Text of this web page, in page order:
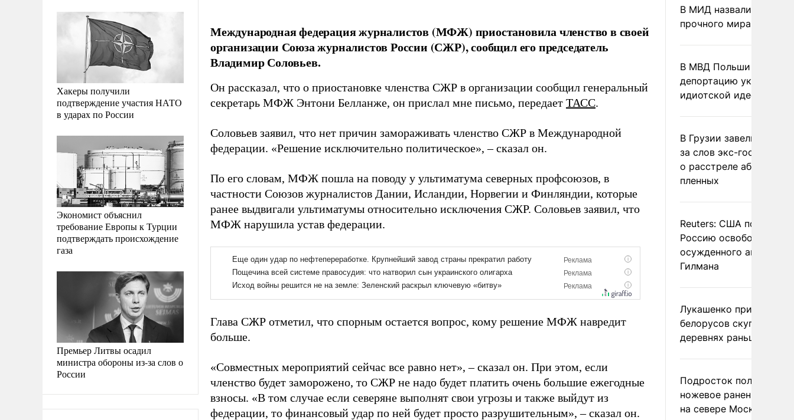
Хакеры получили
подтверждение участия НАТО
в ударах по России
Экономист объяснил
требование Европы к Турции
подтверждать происхождение
газа
Премьер Литвы осадил
министра обороны из-за слов о
России
Международная федерация журналистов (МФЖ) приостановила членство в своей
организации Союза журналистов России (СЖР), сообщил его председатель
Владимир Соловьев.
Он рассказал, что о приостановке членства СЖР в организации сообщил генеральный
секретарь МФЖ Энтони Белланже, он прислал мне письмо, передает ТАСС.
Соловьев заявил, что нет причин замораживать членство СЖР в Международной
федерации. «Решение исключительно политическое», – сказал он.
По его словам, МФЖ пошла на поводу у ультиматума северных профсоюзов, в
частности Союзов журналистов Дании, Исландии, Норвегии и Финляндии, которые
ранее выдвигали ультиматумы относительно исключения СЖР. Соловьев заявил, что
МФЖ нарушила устав федерации.
Глава СЖР отметил, что спорным остается вопрос, кому решение МФЖ навредит
больше.
«Совместных мероприятий сейчас все равно нет», – сказал он. При этом, если
членство будет заморожено, то СЖР не надо будет платить очень большие ежегодные
взносы. «В том случае если северяне выполнят свои угрозы и также выйдут из
федерации, то финансовый удар по ней будет просто разрушительным», – сказал он.
В МИД назвали условия
прочного мира на
В МВД Польши назвали
депортацию украинцев
идиотской идеей
В Грузии завели дело
за слов экс-
о расстреле абхазских
пленных
Reuters: США
Россию освободить
осужденного
Гилмана
Лукашенко призвал
белорусов скупать
деревнях раньше
Подросток получил
ножевое ранение в
на севере Москвы